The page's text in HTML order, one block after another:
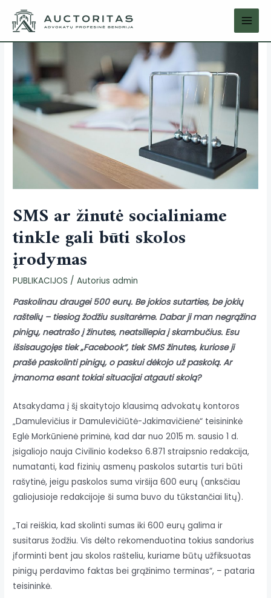
SMS ar žinutė socialiniame
tinkle gali būti skolos
įrodymas
PUBLIKACIJOS / Autorius admin
Paskolinau draugei 500 eurų. Be jokios sutarties, be jokių
raštelių – tiesiog žodžiu susitarėme. Dabar ji man negrąžina
pinigų, neatrašo į žinutes, neatsiliepia į skambučius. Esu
išsisaugojęs tiek „Facebook“, tiek SMS žinutes, kuriose ji
prašė paskolinti pinigų, o paskui dėkojo už paskolą. Ar
įmanoma esant tokiai situacijai atgauti skolą?
Atsakydama į šį skaitytojo klausimą advokatų kontoros
„Damulevičius ir Damulevičiūtė-Jakimavičienė“ teisininkė
Eglė Morkūnienė priminė, kad dar nuo 2015 m. sausio 1 d.
įsigaliojo nauja Civilinio kodekso 6.871 straipsnio redakcija,
numatanti, kad fizinių asmenų paskolos sutartis turi būti
rašytinė, jeigu paskolos suma viršija 600 eurų (anksčiau
galiojusioje redakcijoje ši suma buvo du tūkstančiai litų).
„Tai reiškia, kad skolinti sumas iki 600 eurų galima ir
susitarus žodžiu. Vis dėlto rekomenduotina tokius sandorius
įforminti bent jau skolos rašteliu, kuriame būtų užfiksuotas
pinigų perdavimo faktas bei grąžinimo terminas“, – pataria
teisininkė.